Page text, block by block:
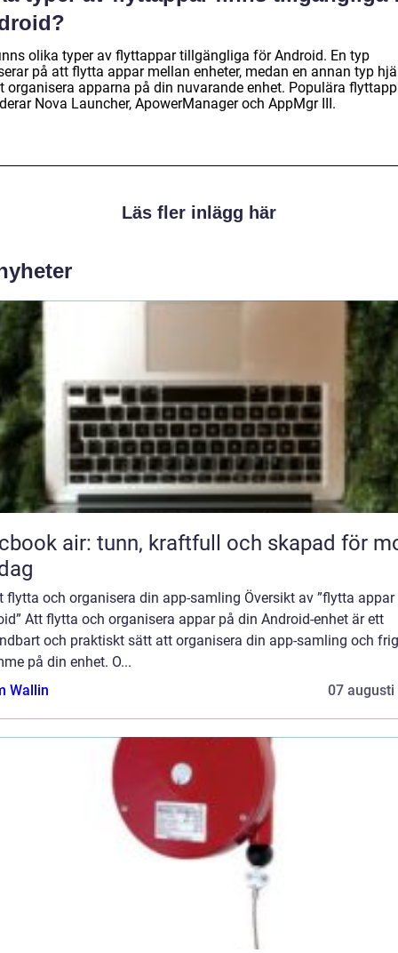
olika typer av flyttappar tillgängliga för Android. En typ
på att flytta appar mellan enheter, medan en annan typ
organisera apparna på din nuvarande enhet. Populära
Nova Launcher, ApowerManager och AppMgr III.
Läs fler inlägg här
air: tunn, kraftfull och skapad för
flytta och organisera din app-samling Översikt av ”flytta appar
Att flytta och organisera appar på din Android-enhet är ett
och praktiskt sätt att organisera din app-samling och
på din enhet. O...
Wallin
07 augusti